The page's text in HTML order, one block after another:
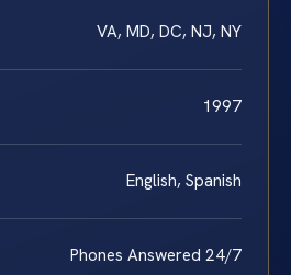
VA, MD, DC, NJ, NY
1997
English, Spanish
Phones Answered 24/7